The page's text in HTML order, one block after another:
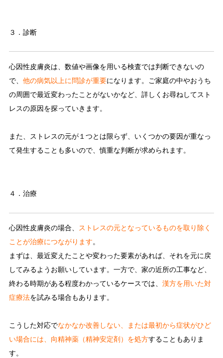
３．診断
心因性皮膚炎は、数値や画像を用いる検査では判断できないの
で、 他の病気以上に問診が重要になります。ご家庭の中やおうち
の周囲で最近変わったことがないかなど、詳しくお尋ねしてスト
レスの原因を探っていきます。
また、ストレスの元が１つとは限らず、いくつかの要因が重なっ
て発生することも多いので、慎重な判断が求められます。
４．治療
心因性皮膚炎の場合、
ストレスの元となっているものを取り除く
ことが治療につながります。
まずは、最近変えたことや変わった要素があれば、それを元に戻
してみるようお願いしています。一方で、家の近所の工事など、
終わる時期がある程度わかっているケースでは、 漢方を用いた対
症療法を試みる場合もあります。
こうした対応でなかなか改善しない、または最初から症状がひど
い場合には、向精神薬（精神安定剤）を処方することもありま
す。